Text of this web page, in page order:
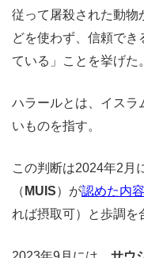
従って屠殺された動物
どを使わず、信頼で
ている」ことを挙げた。
ハラールとは、イスラ
いものを指す。
この判断は2024年2月
（ MUIS）が認めた内容
れば摂取可）と歩調を